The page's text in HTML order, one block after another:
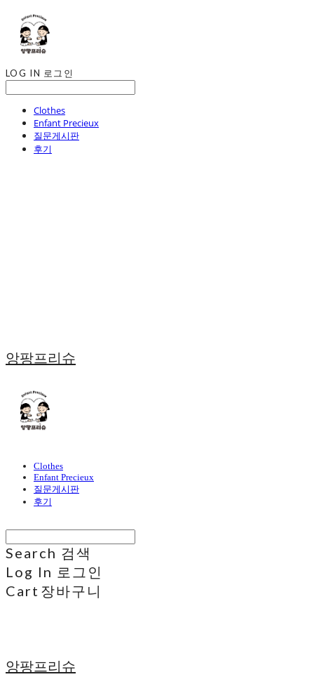
LOG IN 로그인
Clothes
Enfant Precieux
질문게시판
후기
앙팡프리슈
Clothes
Enfant Precieux
질문게시판
후기
Search 검색
Log In 로그인
Cart 장바구니
앙팡프리슈